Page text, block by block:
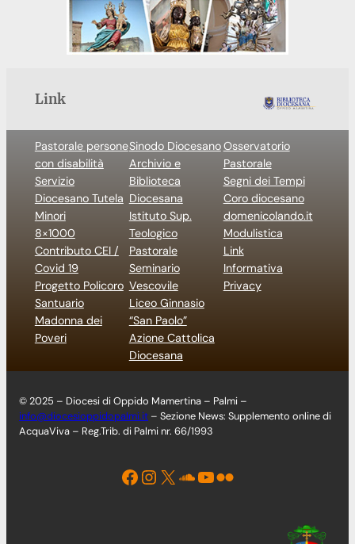
Link
Pastorale persone
con disabilità
Servizio
Diocesano Tutela
Minori
8×1000
Contributo CEI /
Covid 19
Progetto Policoro
Santuario
Madonna dei
Poveri
Sinodo Diocesano
Archivio e
Biblioteca
Diocesana
Istituto Sup.
Teologico
Pastorale
Seminario
Vescovile
Liceo Ginnasio
“San Paolo”
Azione Cattolica
Diocesana
Osservatorio
Pastorale
Segni dei Tempi
Coro diocesano
domenicolando.it
Modulistica
Link
Informativa
Privacy
© 2025 – Diocesi di Oppido Mamertina – Palmi –
info@diocesioppidopalmi.it – Sezione News: Supplemento online di
AcquaViva – Reg.Trib. di Palmi nr. 66/1993
Facebook Instagram X Soundcloud YouTube Flickr